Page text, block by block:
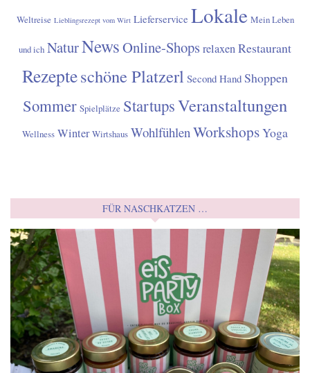
Weltreise Lieblingsrezept vom Wirt Lieferservice Lokale Mein Leben
und ich NaturNewsOnline-Shops relaxenRestaurant
Rezepteschöne Platzerl Second Hand Shoppen
Sommer Spielplätze StartupsVeranstaltungen
Wellness Winter Wirtshaus Wohlfühlen WorkshopsYoga
FÜR NASCHKATZEN …